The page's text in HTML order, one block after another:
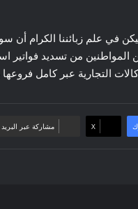
في علم زبائننا الكرام أن
2024، لتمكين المواطنين من تسديد
التجارية عبر كامل فروعها
‫X مشاركة عبر البريد